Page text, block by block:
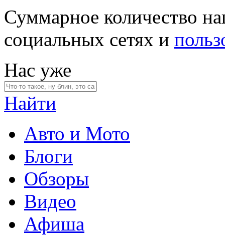
Суммарное количество
социальных сетях и
Нас уже
Найти
Авто и Мото
Блоги
Обзоры
Видео
Афиша